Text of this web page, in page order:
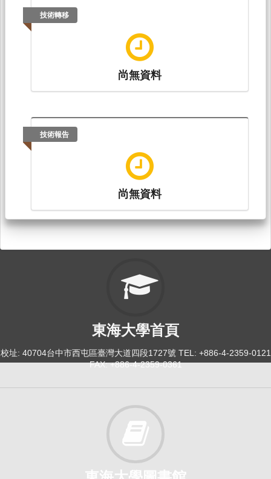
技術轉移
尚無資料
技術報告
尚無資料
東海大學首頁
校址: 40704台中市西屯區臺灣大道四段1727號 TEL: +886-4-2359-0121
FAX: +886-4-2359-0361